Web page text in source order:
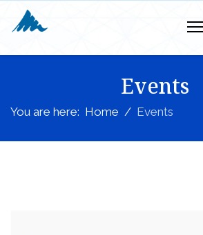
Events
You are here: Home Events